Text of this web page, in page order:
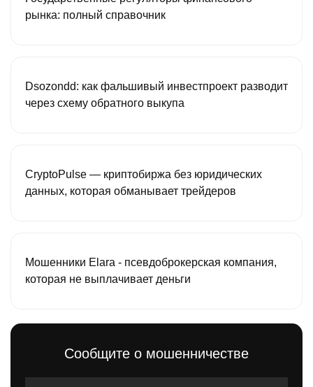
рынка: полный справочник
Dsozondd: как фальшивый инвестпроект разводит
через схему обратного выкупа
CryptoPulse — криптобиржа без юридических
данных, которая обманывает трейдеров
Мошенники Elara - псевдоброкерская компания,
которая не выплачивает деньги
Сообщите о мошенничестве